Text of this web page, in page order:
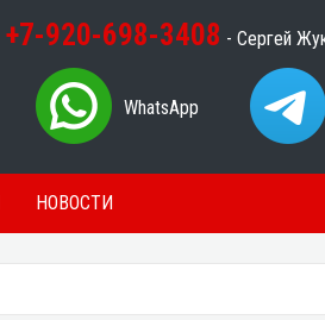
+7-920-698-3408 - Сергей
WhatsApp
НОВОСТИ